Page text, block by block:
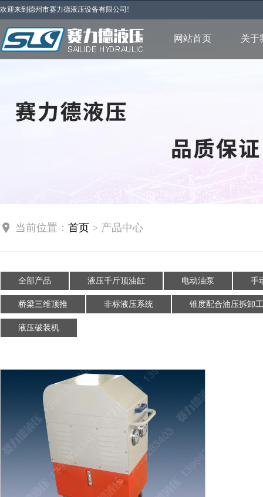
欢迎来到德州市赛力德液压设备有限公司!
网站首页 关于
当前位置： 首页 > 产品中心
全部产品 液压千斤顶油缸 电动油泵 手
桥梁三维顶推 非标液压系统 锥度配合油压拆卸
液压破装机